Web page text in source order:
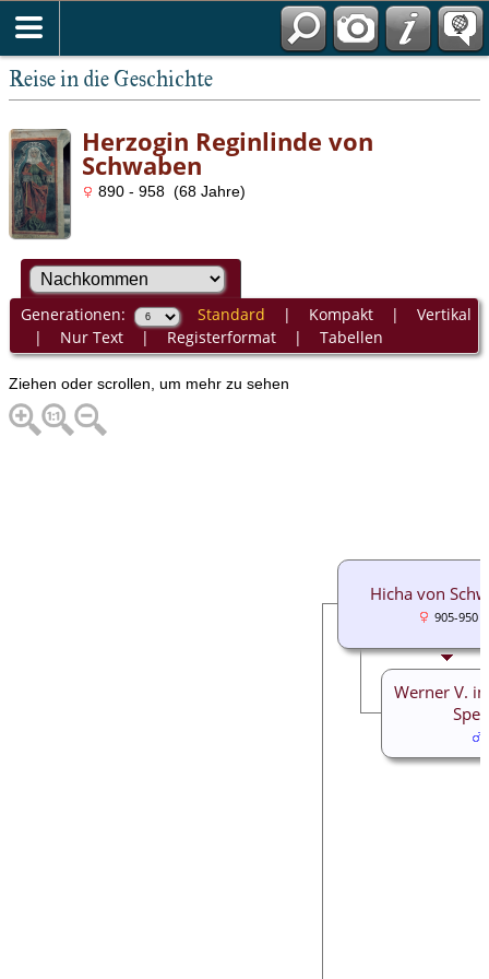
Reise in die Geschichte
Herzogin Reginlinde von
Schwaben
890 - 958 (68 Jahre)
Generationen: Standard | Kompakt| Vertikal
| Nur Text| Registerformat| Tabellen
Ziehen oder scrollen, um mehr zu sehen
Hicha von
905-950
Werner V.